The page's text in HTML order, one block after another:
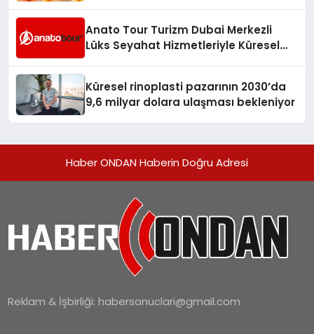
Anato Tour Turizm Dubai Merkezli
Lüks Seyahat Hizmetleriyle Küresel
Küresel rinoplasti pazarının 2030’da
9,6 milyar dolara ulaşması bekleniyor
Haber ONDAN Haberin Doğru Adresi
Reklam & İşbirliği:habersonuclari@gmail.com